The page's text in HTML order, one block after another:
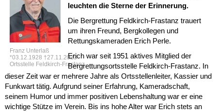
Franz Unterlaß
*03.12.1928 †27.11.2023
Ortsstelle Feldkirch-Frastanz
leuchten die Sterne der Erinnerung.
Die Bergrettung Feldkirch-Frastanz trauert
um ihren Freund, Bergkollegen und
Rettungskameraden Erich Perle.
Erich war seit 1951 aktives Mitglied der
Bergrettungsortsstelle Feldkirch-Frastanz. In
dieser Zeit war er mehrere Jahre als Ortsstellenleiter, Kassier und
Funkwart tätig. Aufgrund seiner Erfahrung, Kameradschaft,
seinem Humor und immer positiven Lebenshaltung war er eine
wichtige Stütze im Verein. Bis ins hohe Alter war Erich stets an